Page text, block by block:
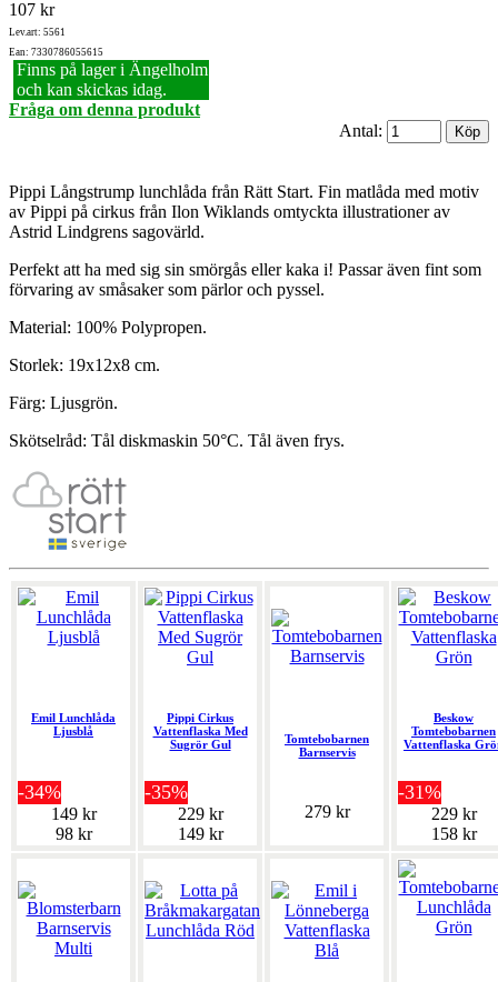
107 kr
Lev.art: 5561
Ean: 7330786055615
Finns på lager i Ängelholm
och kan skickas idag.
Fråga om denna produkt
Antal:
Pippi Långstrump lunchlåda från Rätt Start. Fin matlåda med motiv
av Pippi på cirkus från Ilon Wiklands omtyckta illustrationer av
Astrid Lindgrens sagovärld.
Perfekt att ha med sig sin smörgås eller kaka i! Passar även fint som
förvaring av småsaker som pärlor och pyssel.
Material: 100% Polypropen.
Storlek: 19x12x8 cm.
Färg: Ljusgrön.
Skötselråd: Tål diskmaskin 50°C. Tål även frys.
Emil Lunchlåda
Ljusblå
-34%
149 kr
98 kr
Pippi Cirkus
Vattenflaska Med
Sugrör Gul
-35%
229 kr
149 kr
Tomtebobarnen
Barnservis
279 kr
Beskow
Tomtebobarnen
Vattenflaska
-31%
229 kr
158 kr